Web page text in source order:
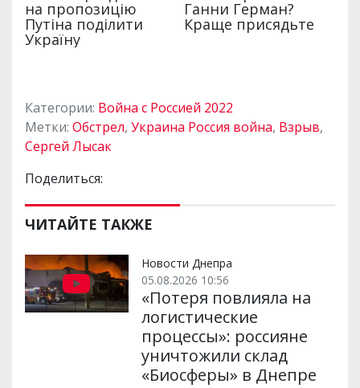
Категории: Война с Россией 2022
Метки: Обстрел, Украина Россия война, Взрыв,
Сергей Лысак
Поделиться:
ЧИТАЙТЕ ТАКЖЕ
Новости Днепра
05.08.2026 10:56
«Потеря повлияла на
логистические
процессы»: россияне
уничтожили склад
«Биосферы» в Днепре